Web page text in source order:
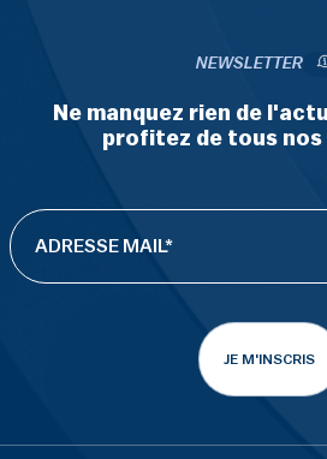
NEWSLETTER
Ne manquez rien de
profitez de tous
JE M'INSCRIS